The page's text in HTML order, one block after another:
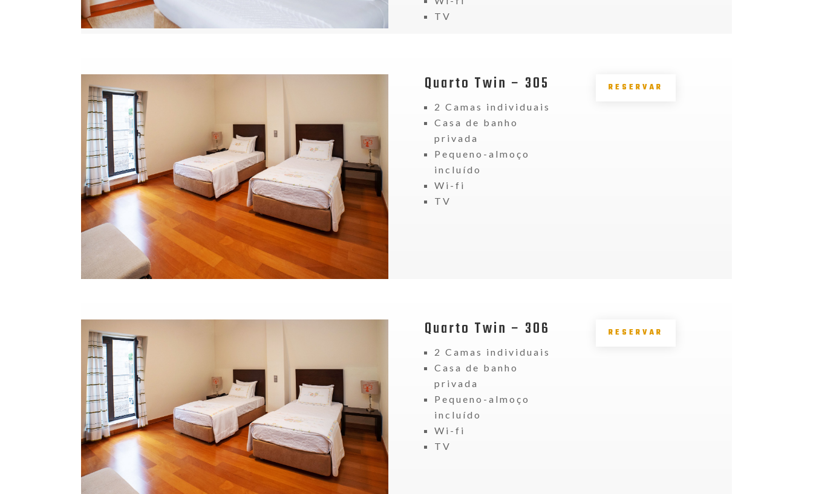
TV
Quarto Twin – 305
2 Camas individuais
Casa de banho
privada
Pequeno-almoço
incluído
Wi-fi
TV
RESERVAR
Quarto Twin – 306
2 Camas individuais
Casa de banho
privada
Pequeno-almoço
incluído
Wi-fi
TV
RESERVAR